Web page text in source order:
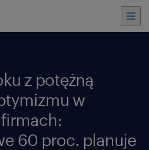
z potężną
w
60 proc. planuje